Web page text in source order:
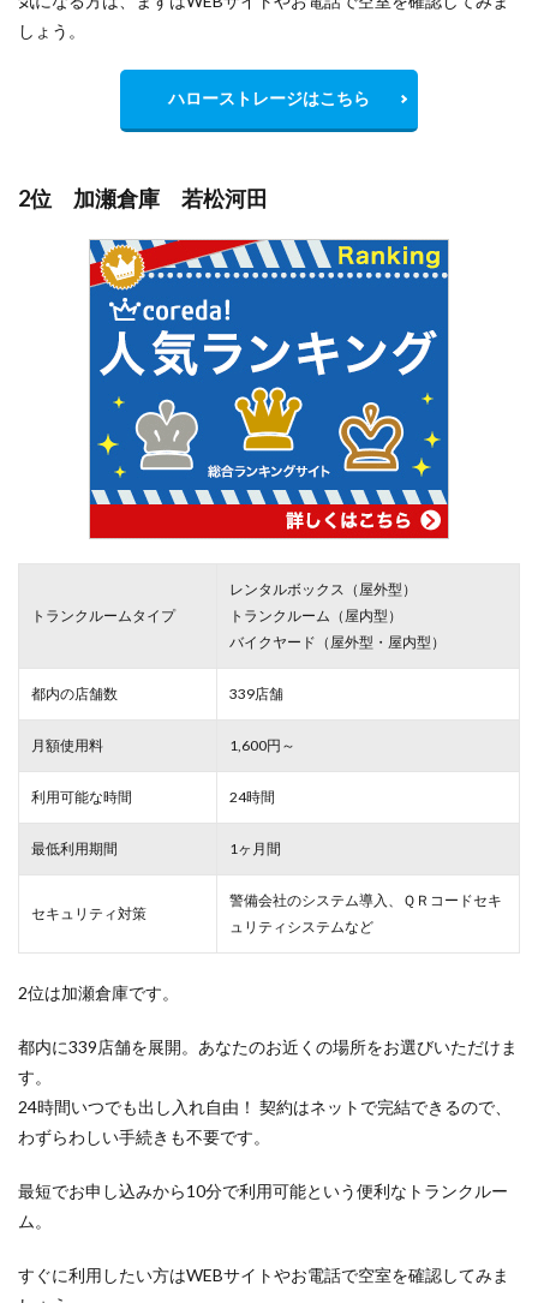
しょう。
ハローストレージはこちら
2位 加瀬倉庫 若松河田
トランクルームタイプ
レンタルボックス（屋外型）
トランクルーム（屋内型）
バイクヤード（屋外型・屋内型）
都内の店舗数 339店舗
月額使用料 1,600円～
利用可能な時間 24時間
最低利用期間 1ヶ月間
セキュリティ対策
警備会社のシステム導入、ＱＲコードセキ
ュリティシステムなど
2位は加瀬倉庫です。
都内に339店舗を展開。あなたのお近くの場所をお選びいただけま
す。
24時間いつでも出し入れ自由！ 契約はネットで完結できるので、
わずらわしい手続きも不要です。
最短でお申し込みから10分で利用可能という便利なトランクルー
ム。
すぐに利用したい方はWEBサイトやお電話で空室を確認してみま